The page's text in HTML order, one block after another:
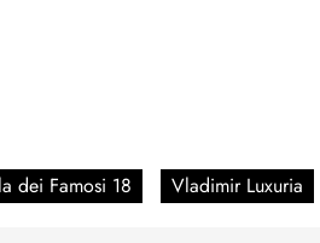
dei Famosi 18 Vladimir Luxuria